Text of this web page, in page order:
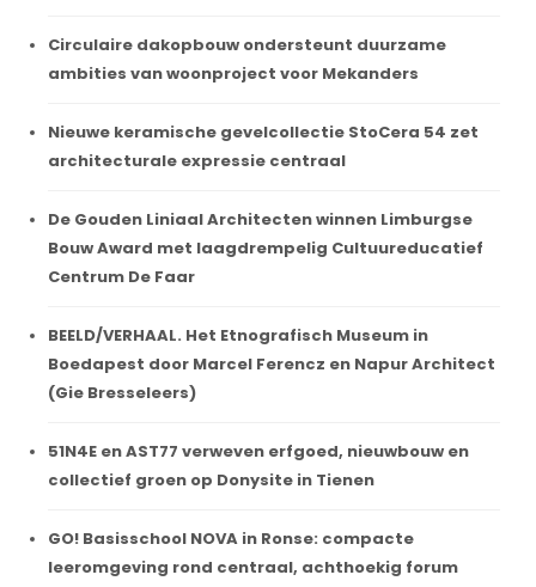
Circulaire dakopbouw ondersteunt duurzame
ambities van woonproject voor Mekanders
Nieuwe keramische gevelcollectie StoCera 54 zet
architecturale expressie centraal
De Gouden Liniaal Architecten winnen Limburgse
Bouw Award met laagdrempelig Cultuureducatief
Centrum De Faar
BEELD/VERHAAL. Het Etnografisch Museum in
Boedapest door Marcel Ferencz en Napur Architect
(Gie Bresseleers)
51N4E en AST77 verweven erfgoed, nieuwbouw en
collectief groen op Donysite in Tienen
GO! Basisschool NOVA in Ronse: compacte
leeromgeving rond centraal, achthoekig forum